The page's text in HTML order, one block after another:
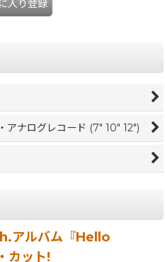
入り登録
ナログレコード (7" 10" 12")
アルバム『Hello
カット!